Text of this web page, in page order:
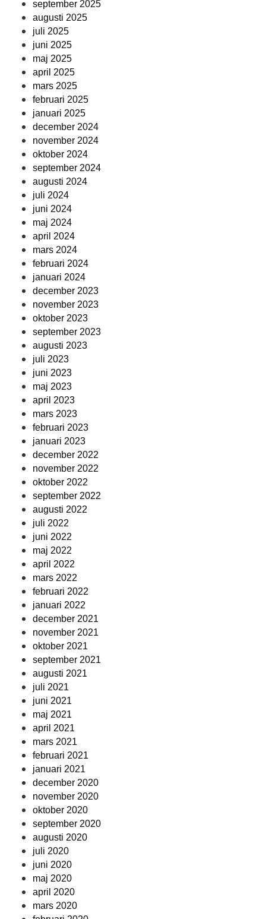
september 2025
augusti 2025
juli 2025
juni 2025
maj 2025
april 2025
mars 2025
februari 2025
januari 2025
december 2024
november 2024
oktober 2024
september 2024
augusti 2024
juli 2024
juni 2024
maj 2024
april 2024
mars 2024
februari 2024
januari 2024
december 2023
november 2023
oktober 2023
september 2023
augusti 2023
juli 2023
juni 2023
maj 2023
april 2023
mars 2023
februari 2023
januari 2023
december 2022
november 2022
oktober 2022
september 2022
augusti 2022
juli 2022
juni 2022
maj 2022
april 2022
mars 2022
februari 2022
januari 2022
december 2021
november 2021
oktober 2021
september 2021
augusti 2021
juli 2021
juni 2021
maj 2021
april 2021
mars 2021
februari 2021
januari 2021
december 2020
november 2020
oktober 2020
september 2020
augusti 2020
juli 2020
juni 2020
maj 2020
april 2020
mars 2020